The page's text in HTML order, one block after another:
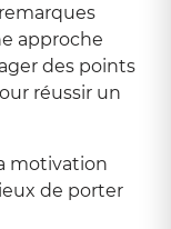
approche
des points
réussir un
motivation
de porter